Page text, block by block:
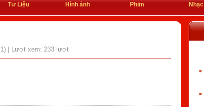
Tư Liệu Hình ảnh Phim Nhạc
| Lượt xem: 233 lượt